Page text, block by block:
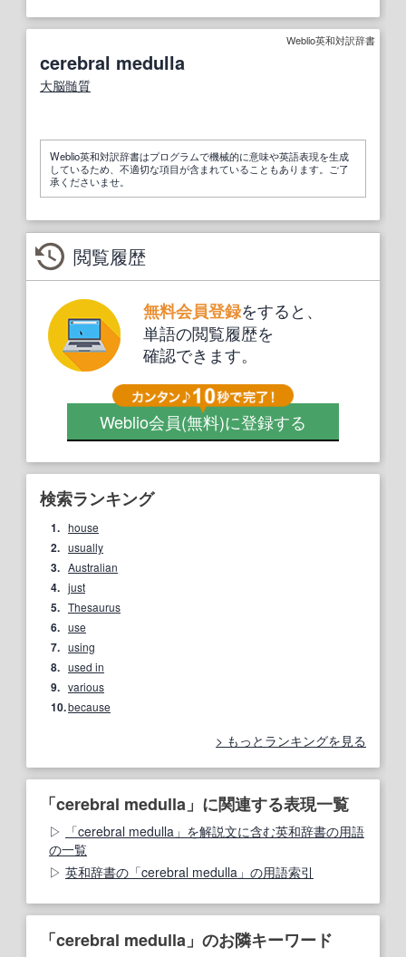
Weblio英和対訳辞書
cerebral medulla
大脳髄質
Weblio英和対訳辞書はプログラムで機械的に意味や英語表現を生成
しているため、不適切な項目が含まれていることもあります。ご了
承くださいませ。
閲覧履歴
無料会員登録をすると、
単語の閲覧履歴を
確認できます。
Weblio会員(無料)に登録する
検索ランキング
1. house
2. usually
3. Australian
4. just
5. Thesaurus
6. use
7. using
8. used in
9. various
10.because
もっとランキングを見る
「cerebral medulla」に関連する表現一覧
「cerebral medulla」を解説文に含む英和辞書の用語
の一覧
英和辞書の「cerebral medulla」の用語索引
「cerebral medulla」のお隣キーワード